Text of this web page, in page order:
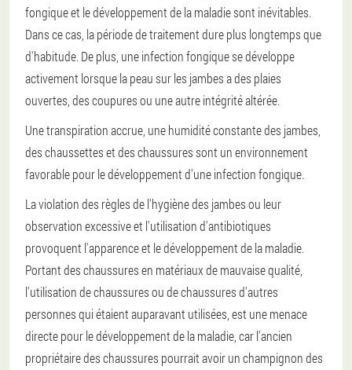
fongique et le développement de la maladie sont inévitables.
Dans ce cas, la période de traitement dure plus longtemps que
d'habitude. De plus, une infection fongique se développe
activement lorsque la peau sur les jambes a des plaies
ouvertes, des coupures ou une autre intégrité altérée.
Une transpiration accrue, une humidité constante des jambes,
des chaussettes et des chaussures sont un environnement
favorable pour le développement d'une infection fongique.
La violation des règles de l'hygiène des jambes ou leur
observation excessive et l'utilisation d'antibiotiques
provoquent l'apparence et le développement de la maladie.
Portant des chaussures en matériaux de mauvaise qualité,
l'utilisation de chaussures ou de chaussures d'autres
personnes qui étaient auparavant utilisées, est une menace
directe pour le développement de la maladie, car l'ancien
propriétaire des chaussures pourrait avoir un champignon des